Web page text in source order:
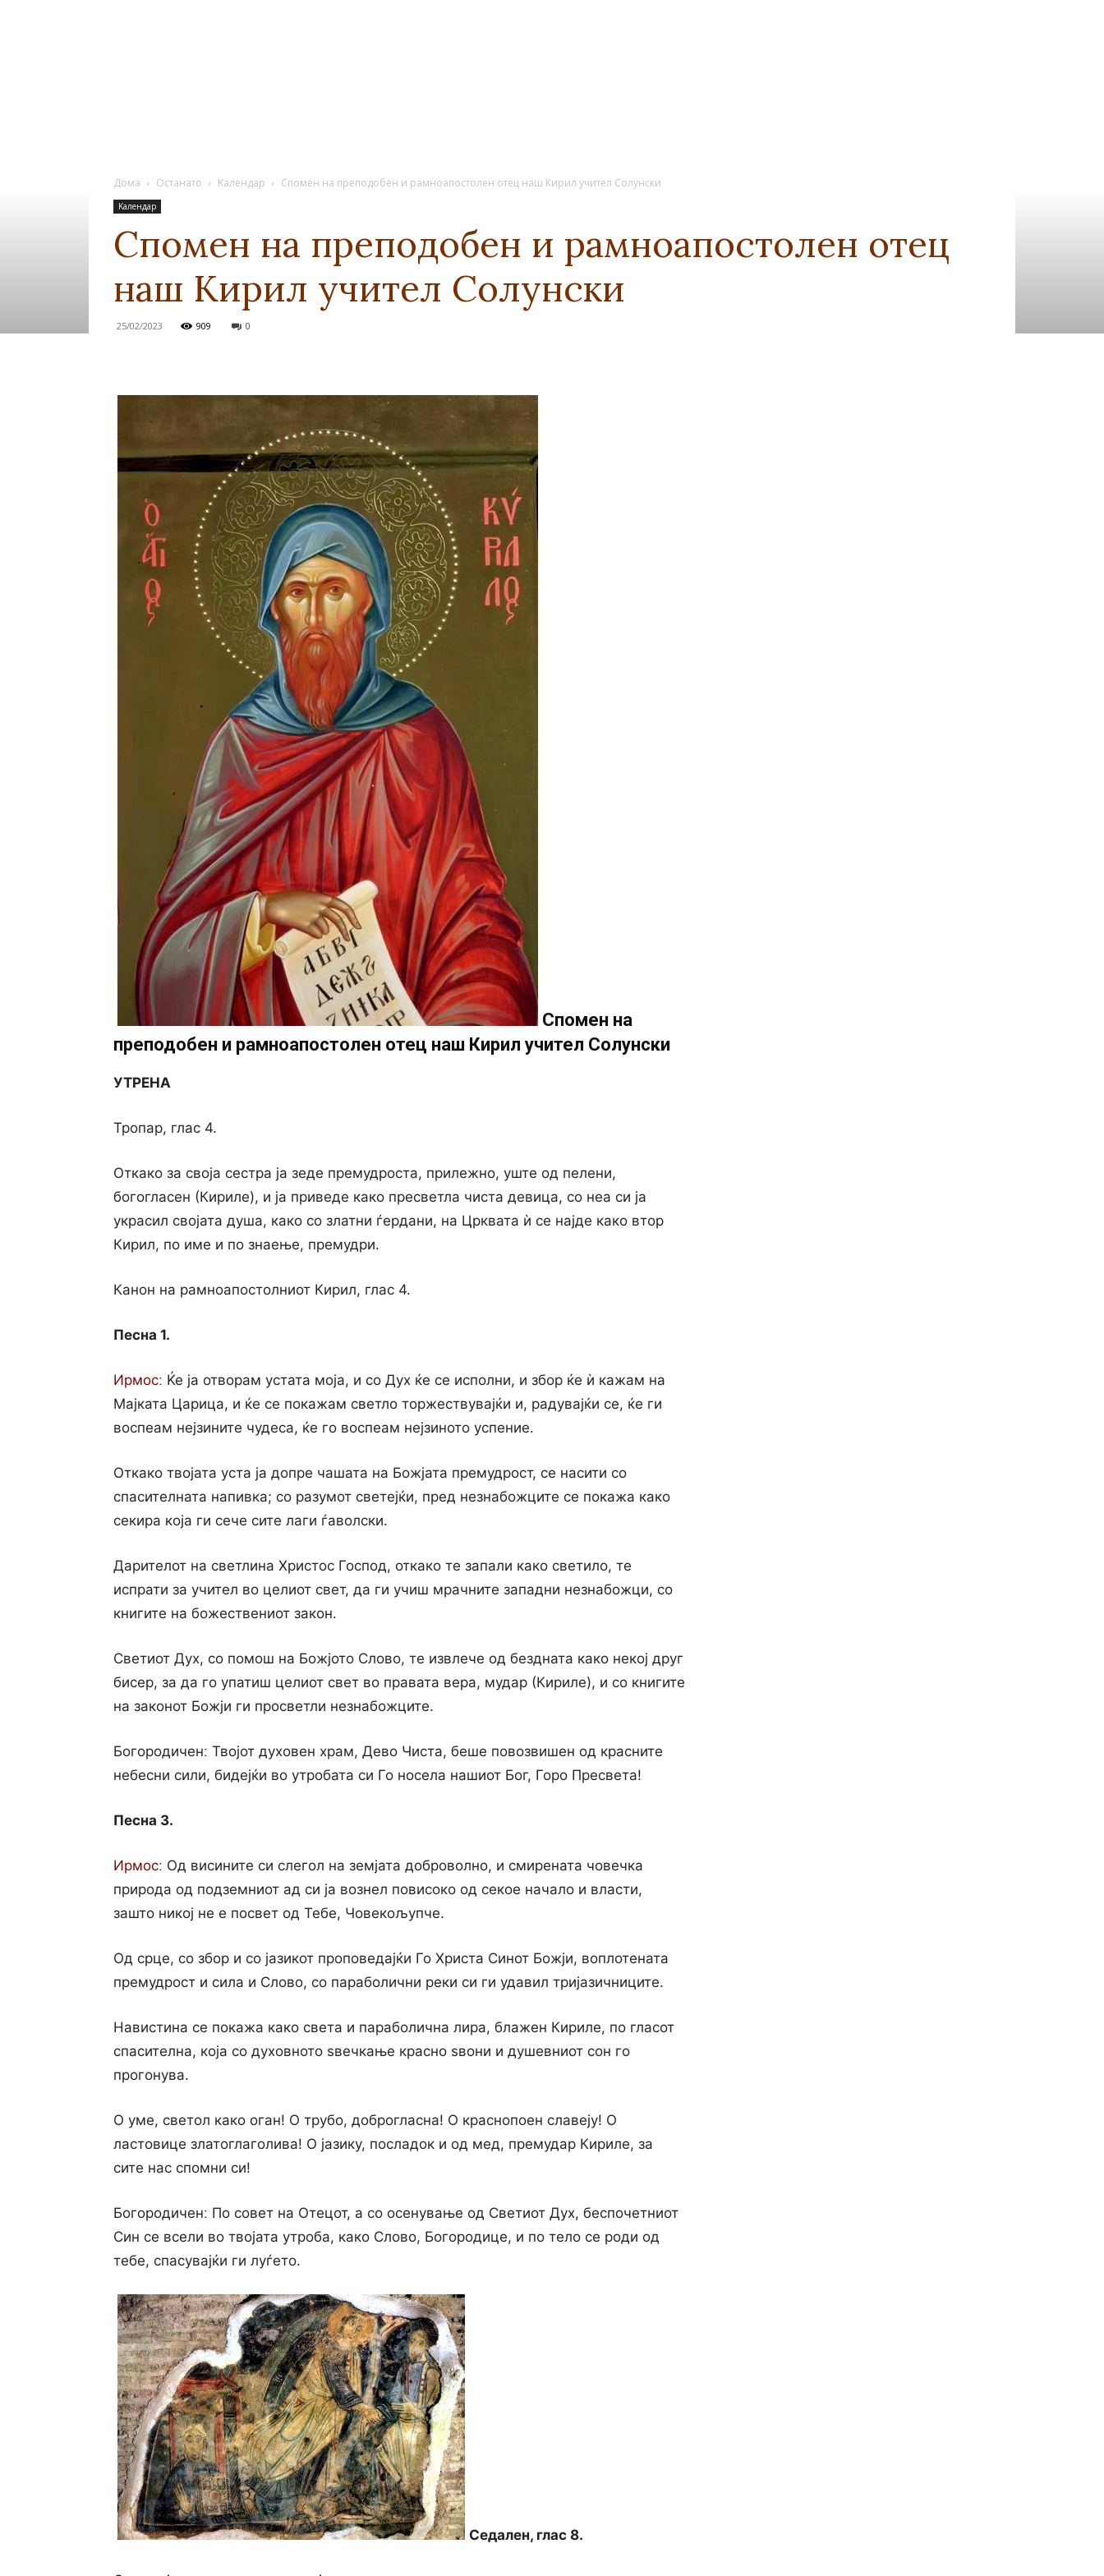
Дома Останато Kалендар Спомен на преподобен и рамноапостолен отец наш Кирил учител Солунски
Kалендар
Спомен на преподобен и рамноапостолен отец
наш Кирил учител Солунски
25/02/2023 909 0
Спомен на
преподобен и рамноапостолен отец наш Кирил учител Солунски
УТРЕНА
Тропар, глас 4.
Откако за своја сестра ја зеде премудроста, прилежно, уште од пелени,
богогласен (Кириле), и ја приведе како пресветла чиста девица, со неа си ја
украсил својата душа, како со златни ѓердани, на Црквата ѝ се најде како втор
Кирил, по име и по знаење, премудри.
Канон на рамноапостолниот Кирил, глас 4.
Песна 1.
Ирмосː Ќе ја отворам устата моја, и со Дух ќе се исполни, и збор ќе ѝ кажам на
Мајката Царица, и ќе се покажам светло торжествувајќи и, радувајќи се, ќе ги
воспеам нејзините чудеса, ќе го воспеам нејзиното успение.
Откако твојата уста ја допре чашата на Божјата премудрост, се насити со
спасителната напивка; со разумот светејќи, пред незнабожците се покажа како
секира која ги сече сите лаги ѓаволски.
Дарителот на светлина Христос Господ, откако те запали како светило, те
испрати за учител во целиот свет, да ги учиш мрачните западни незнабожци, со
книгите на божествениот закон.
Светиот Дух, со помош на Божјото Слово, те извлече од бездната како некој друг
бисер, за да го упатиш целиот свет во правата вера, мудар (Кириле), и со книгите
на законот Божји ги просветли незнабожците.
Богородиченː Твојот духовен храм, Дево Чиста, беше повозвишен од красните
небесни сили, бидејќи во утробата си Го носела нашиот Бог, Горо Пресвета!
Песна 3.
Ирмосː Од висините си слегол на земјата доброволно, и смирената човечка
природа од подземниот ад си ја вознел повисоко од секое начало и власти,
зашто никој не е посвет од Тебе, Човекољупче.
Од срце, со збор и со јазикот проповедајќи Го Христа Синот Божји, воплотената
премудрост и сила и Слово, со параболични реки си ги удавил тријазичниците.
Навистина се покажа како света и параболична лира, блажен Кириле, по гласот
спасителна, која со духовното ѕвечкање красно ѕвони и душевниот сон го
прогонува.
О уме, светол како оган! О трубо, доброгласна! О краснопоен славеју! О
ластовице златоглаголива! О јазику, посладок и од мед, премудар Кириле, за
сите нас спомни си!
Богородиченː По совет на Отецот, а со осенување од Светиот Дух, беспочетниот
Син се всели во твојата утроба, како Слово, Богородице, и по тело се роди од
тебе, спасувајќи ги луѓето.
Седален, глас 8.